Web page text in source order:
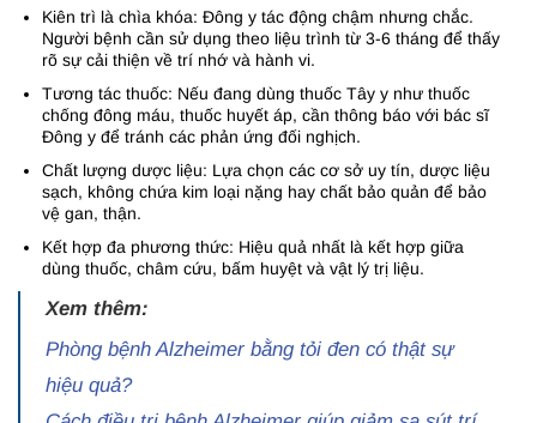
Kiên trì là chìa khóa: Đông y tác động chậm nhưng chắc.
Người bệnh cần sử dụng theo liệu trình từ 3-6 tháng để thấy
rõ sự cải thiện về trí nhớ và hành vi.
Tương tác thuốc: Nếu đang dùng thuốc Tây y như thuốc
chống đông máu, thuốc huyết áp, cần thông báo với bác sĩ
Đông y để tránh các phản ứng đối nghịch.
Chất lượng dược liệu: Lựa chọn các cơ sở uy tín, dược liệu
sạch, không chứa kim loại nặng hay chất bảo quản để bảo
vệ gan, thận.
Kết hợp đa phương thức: Hiệu quả nhất là kết hợp giữa
dùng thuốc, châm cứu, bấm huyệt và vật lý trị liệu.
Xem thêm:
Phòng bệnh Alzheimer bằng tỏi đen có thật sự
hiệu quả?